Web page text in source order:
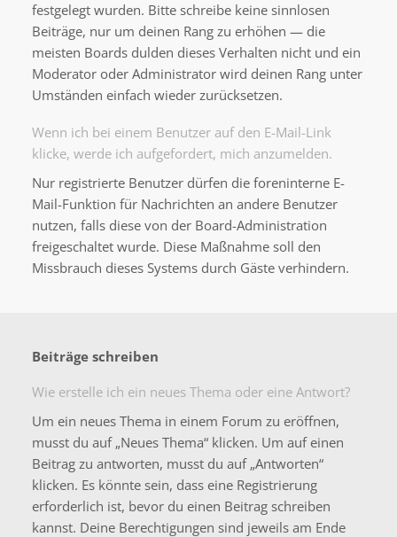
festgelegt wurden. Bitte schreibe keine sinnlosen
Beiträge, nur um deinen Rang zu erhöhen — die
meisten Boards dulden dieses Verhalten nicht und ein
Moderator oder Administrator wird deinen Rang unter
Umständen einfach wieder zurücksetzen.
Wenn ich bei einem Benutzer auf den E-Mail-Link
klicke, werde ich aufgefordert, mich anzumelden.
Nur registrierte Benutzer dürfen die foreninterne E-
Mail-Funktion für Nachrichten an andere Benutzer
nutzen, falls diese von der Board-Administration
freigeschaltet wurde. Diese Maßnahme soll den
Missbrauch dieses Systems durch Gäste verhindern.
Beiträge schreiben
Wie erstelle ich ein neues Thema oder eine Antwort?
Um ein neues Thema in einem Forum zu eröffnen,
musst du auf „Neues Thema“ klicken. Um auf einen
Beitrag zu antworten, musst du auf „Antworten“
klicken. Es könnte sein, dass eine Registrierung
erforderlich ist, bevor du einen Beitrag schreiben
kannst. Deine Berechtigungen sind jeweils am Ende